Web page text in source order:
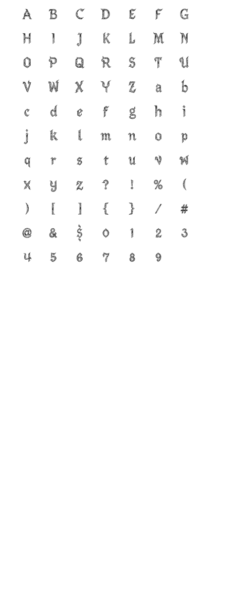
A B C D E F
G
H
I J K L M N
O
P Q R S T
U
V W X Y Z a
b
c
d e f g h
i
j
k l m n o
p
q
r s t u v
w
x
y z ? ! %
(
)
[ ] { } /
#
@
& $ 0 1 2
3
4
5 6 7 8 9